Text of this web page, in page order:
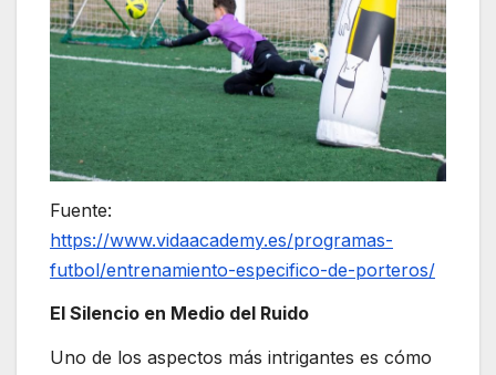
Fuente:
https://www.vidaacademy.es/programas-
futbol/entrenamiento-especifico-de-porteros/
El Silencio en Medio del Ruido
Uno de los aspectos más intrigantes es cómo